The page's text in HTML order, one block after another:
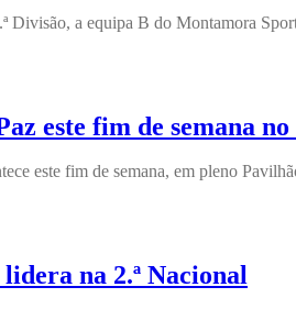
a equipa B do Montamora
este fim de semana
este fim de semana, em pleno
na 2.ª Nacional